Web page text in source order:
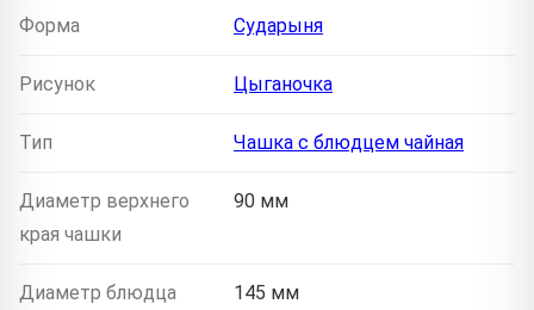
Форма Сударыня
Рисунок Цыганочка
Тип Чашка с блюдцем чайная
Диаметр верхнего
края чашки
90 мм
Диаметр блюдца 145 мм